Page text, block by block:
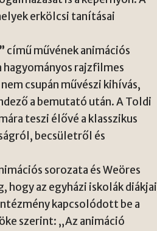
erkölcsi tanításai
című művének animációs
rajzfilmes
csupán művészi kihívás,
a bemutató után. A Toldi
teszi élővé a klasszikus
becsületről és
sorozata ésWeöres
hogy az egyházi iskolák diákjai
kapcsolódott be a
szerint: „Az animáció